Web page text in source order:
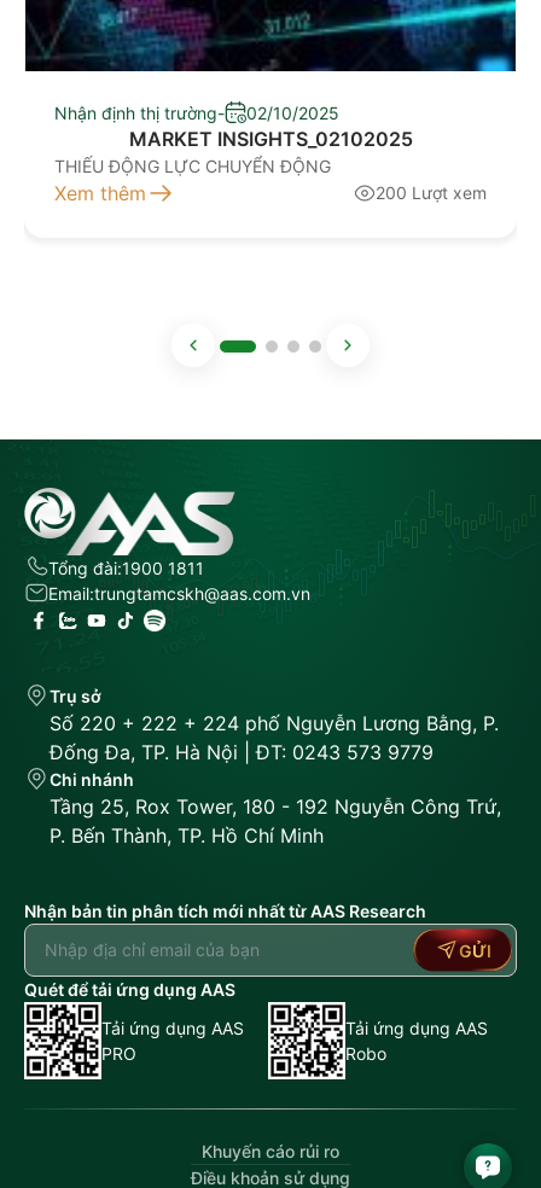
Nhận định thị trường- 02/10/2025
MARKET INSIGHTS_02102025
THIẾU ĐỘNG LỰC CHUYỂN ĐỘNG
Xem thêm 200 Lượt xem
Tổng đài:1900 1811
Email:trungtamcskh@aas.com.vn
Trụ sở
Số 220 + 222 + 224 phố Nguyễn Lương Bằng, P.
Đống Đa, TP. Hà Nội | ĐT: 0243 573 9779
Chi nhánh
Tầng 25, Rox Tower, 180 - 192 Nguyễn Công Trứ,
P. Bến Thành, TP. Hồ Chí Minh
Nhận bản tin phân tích mới nhất từ AAS Research
GỬI
Quét để tải ứng dụng AAS
Tải ứng dụng AAS
PRO
Tải ứng dụng AAS
Robo
Khuyến cáo rủi ro
Điều khoản sử dụng